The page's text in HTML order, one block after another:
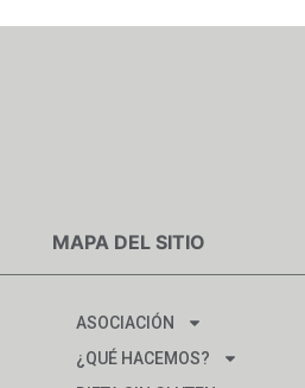
MAPA DEL SITIO
ASOCIACIÓN
¿QUÉ HACEMOS?